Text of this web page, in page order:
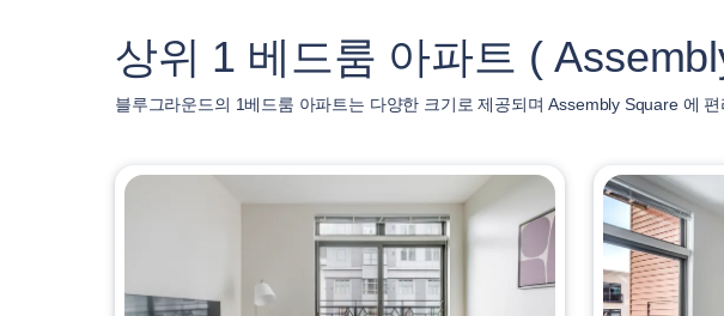
상위 1 베드룸 아파트 (
블루그라운드의 1베드룸 아파트는 다양한 크기로 제공되며 Assembly Square 에